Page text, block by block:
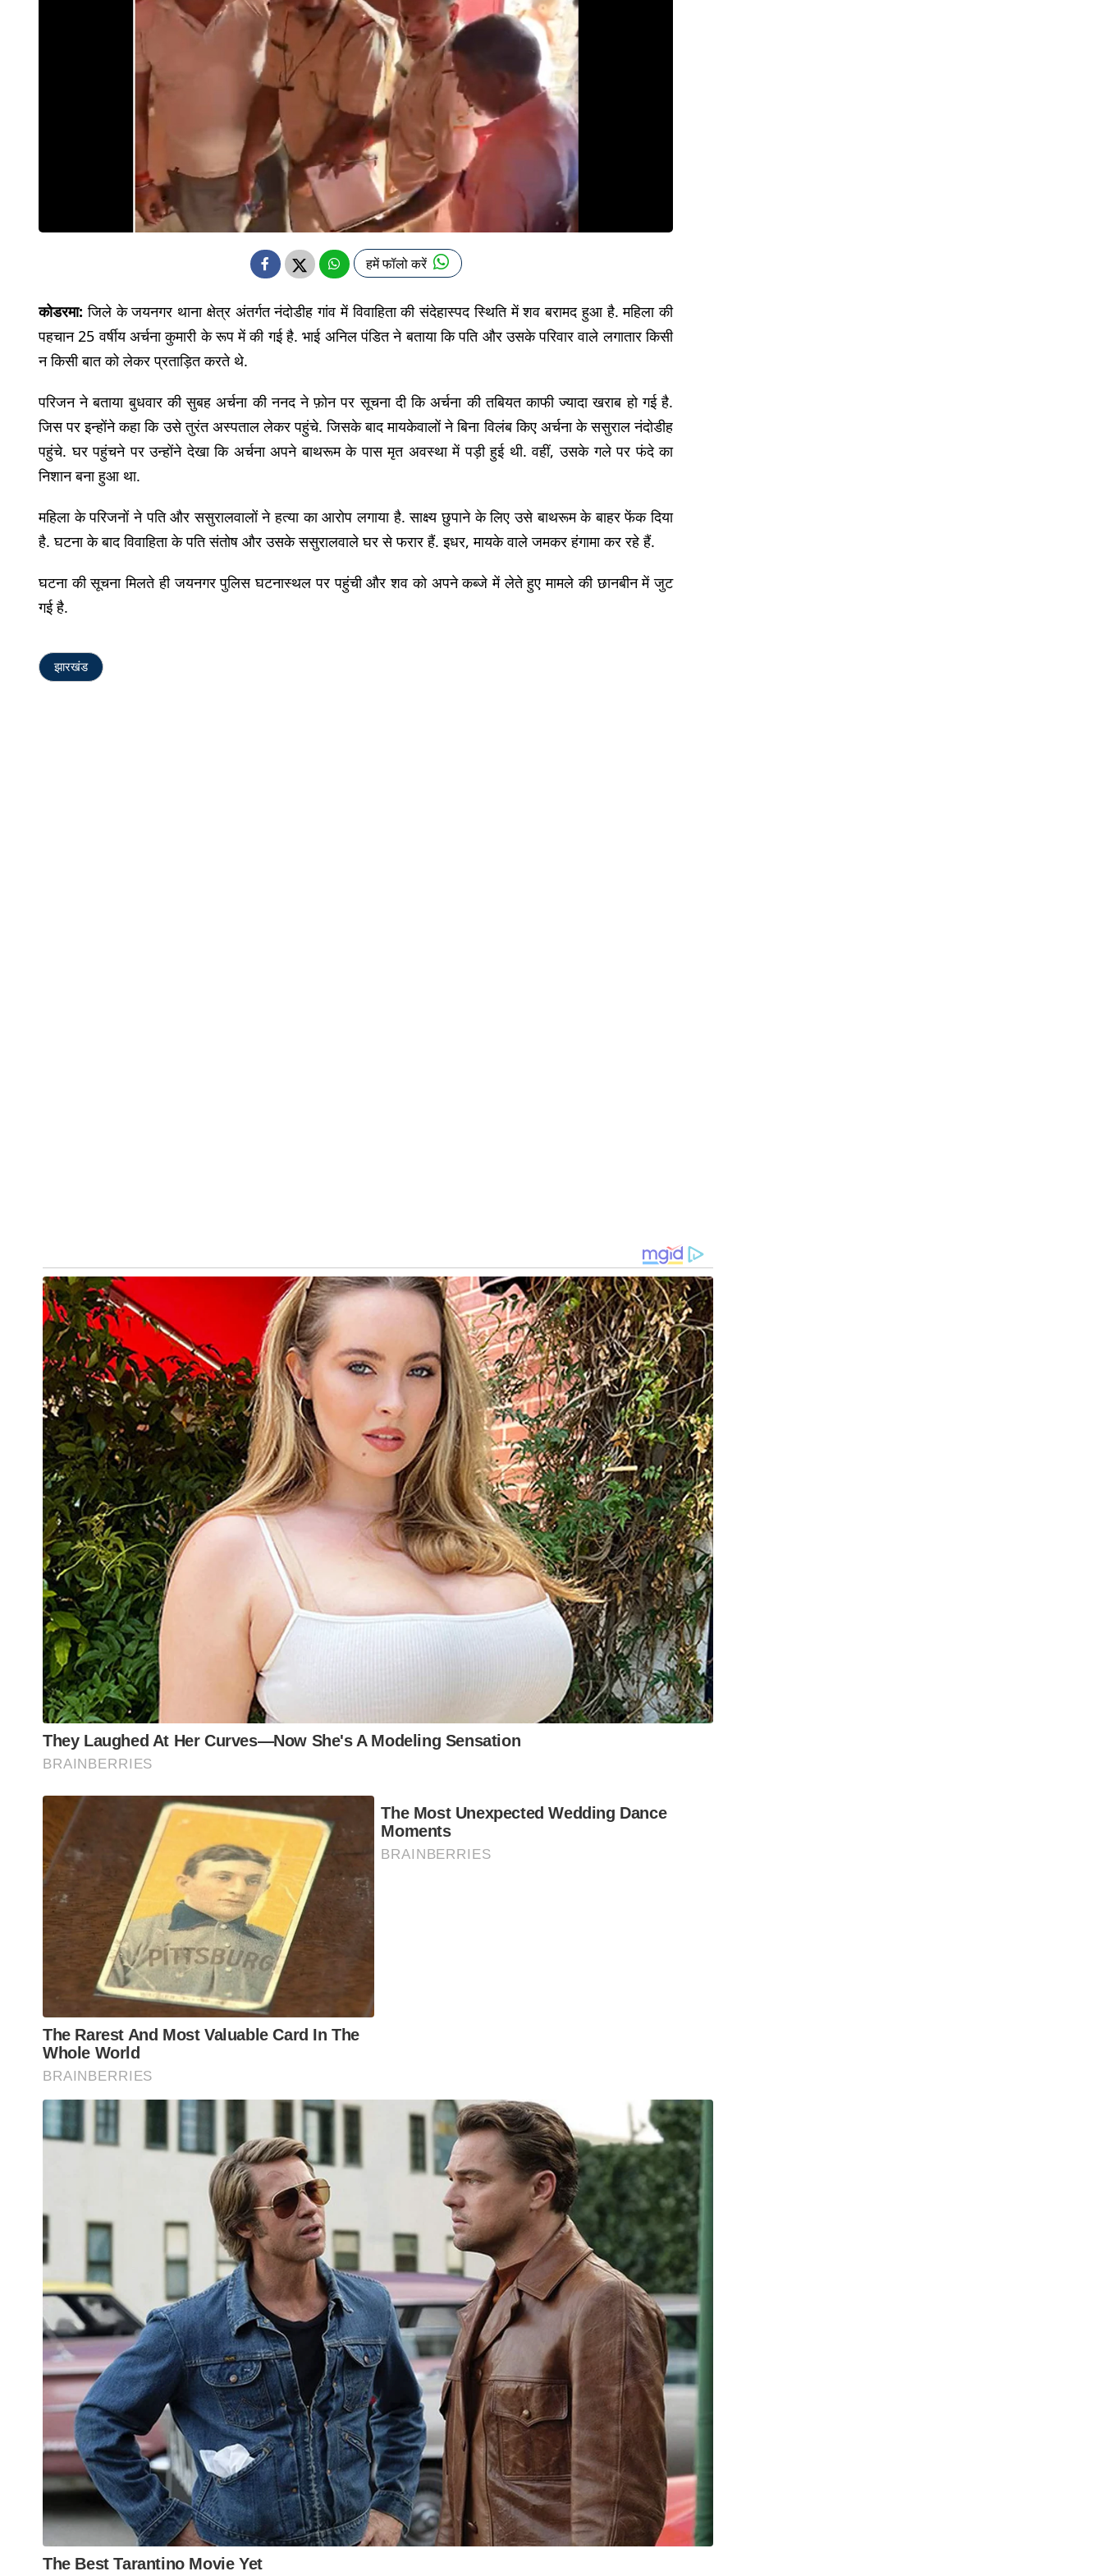
हमें फॉलो करें
कोडरमा: जिले के जयनगर थाना क्षेत्र अंतर्गत नंदोडीह गांव में विवाहिता की संदेहास्पद स्थिति में शव बरामद हुआ है. महिला की
पहचान 25 वर्षीय अर्चना कुमारी के रूप में की गई है. भाई अनिल पंडित ने बताया कि पति और उसके परिवार वाले लगातार किसी
न किसी बात को लेकर प्रताड़ित करते थे.
परिजन ने बताया बुधवार की सुबह अर्चना की ननद ने फ़ोन पर सूचना दी कि अर्चना की तबियत काफी ज्यादा खराब हो गई है.
जिस पर इन्होंने कहा कि उसे तुरंत अस्पताल लेकर पहुंचे. जिसके बाद मायकेवालों ने बिना विलंब किए अर्चना के ससुराल नंदोडीह
पहुंचे. घर पहुंचने पर उन्होंने देखा कि अर्चना अपने बाथरूम के पास मृत अवस्था में पड़ी हुई थी. वहीं, उसके गले पर फंदे का
निशान बना हुआ था.
महिला के परिजनों ने पति और ससुरालवालों ने हत्या का आरोप लगाया है. साक्ष्य छुपाने के लिए उसे बाथरूम के बाहर फेंक दिया
है. घटना के बाद विवाहिता के पति संतोष और उसके ससुरालवाले घर से फरार हैं. इधर, मायके वाले जमकर हंगामा कर रहे हैं.
घटना की सूचना मिलते ही जयनगर पुलिस घटनास्थल पर पहुंची और शव को अपने कब्जे में लेते हुए मामले की छानबीन में जुट
गई है.
झारखंड